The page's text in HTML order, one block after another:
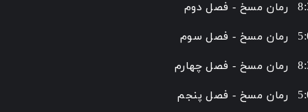
رمان مسخ - فصل دوم
رمان مسخ - فصل سوم
رمان مسخ - فصل چهارم
رمان مسخ - فصل پنجم